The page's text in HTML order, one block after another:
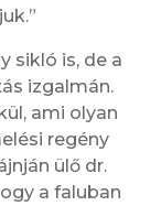
sikló is, de a
izgalmán.
ami olyan
regény
ülő dr.
a faluban